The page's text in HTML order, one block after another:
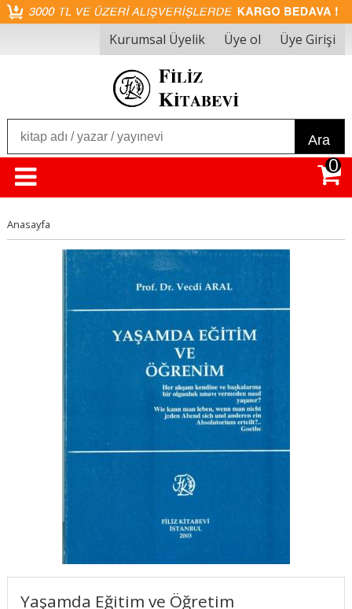
Kurumsal Üyelik Üye ol Üye Girişi
Ara
0
Anasayfa
Yaşamda Eğitim ve Öğretim